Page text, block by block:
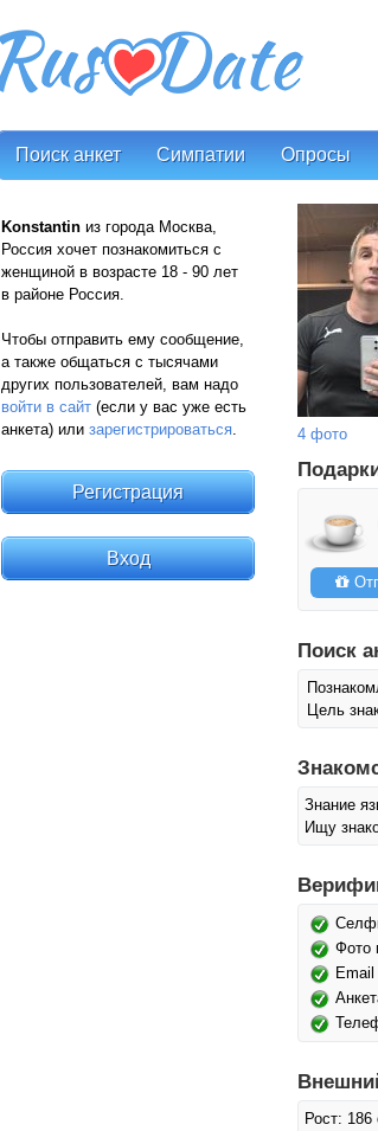
Поиск анкет Симпатии Опросы
Konstantin из города Москва,
Россия хочет познакомиться с
женщиной в возрасте 18 - 90 лет
в районе Россия.
Чтобы отправить ему сообщение,
а также общаться с тысячами
других пользователей, вам надо
войти в сайт (если у вас уже есть
анкета) или зарегистрироваться. 4 фото
Поиск
Цель
Знание
Ищу
Фото
Рост: 186